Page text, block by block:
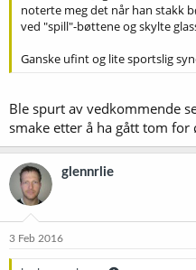
noterte meg det når han stakk
ved "spill"-bøttene og skylte
Ganske ufint og lite sportslig
Ble spurt av vedkommende
smake etter å ha gått tom for
glennrlie
3 Feb 2016